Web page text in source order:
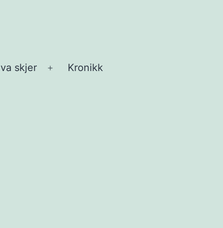
skjer
Åpne
Kronikk